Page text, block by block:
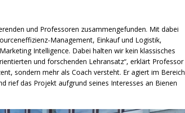
und Professoren zusammengefunden. Mit dabei
Management, Einkauf und Logistik,
Intelligence. Dabei halten wir kein klassisches
und forschenden Lehransatz“, erklärt Professor
sondern mehr als Coach versteht. Er agiert im Bereich
rief das Projekt aufgrund seines Interesses an Bienen